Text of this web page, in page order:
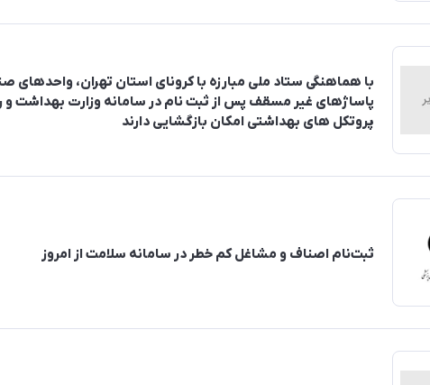
با هماهنگی ستاد ملی مبارزه با کرونای استان تهران، واحدهای
پاساژهای غیر مسقف پس از ثبت نام در سامانه وزارت بهداشت و
پروتکل های بهداشتی امکان بازگشایی دارند
ثبت‌نام اصناف و مشاغل کم خطر در سامانه سلامت از امروز